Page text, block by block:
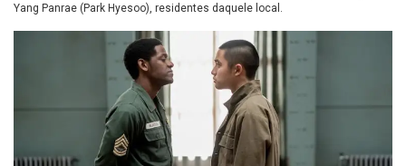
Yang Panrae (Park Hyesoo), residentes daquele local.